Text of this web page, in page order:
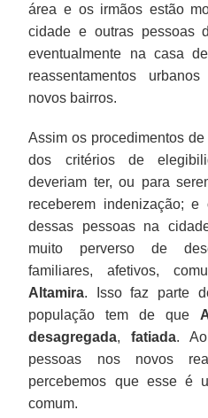
área e os irmãos estão
cidade e outras pessoas
eventualmente na casa
reassentamentos
novos bairros.
Assim os procedimentos
dos critérios de
deveriam ter, ou para
receberem indenização;
dessas pessoas na
muito perverso de
familiares, afetivos,
Altamira. Isso faz parte
população tem de que
desagregada,fatiada.
pessoas nos novos
percebemos que esse é
comum.